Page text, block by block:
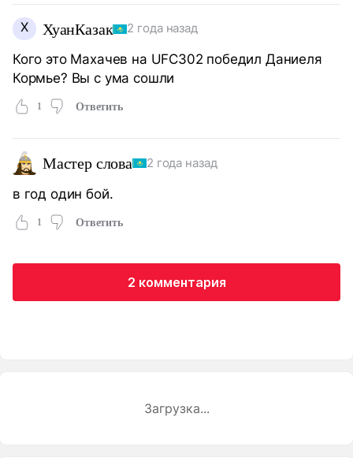
Х ХуанКазак 2 года назад
Кого это Махачев на UFC302 победил Даниеля
Кормье? Вы с ума сошли
1 Ответить
Мастер слова 2 года назад
в год один бой.
1 Ответить
2 комментария
Загрузка...